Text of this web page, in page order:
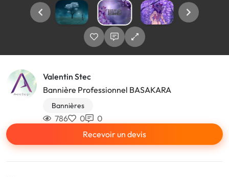
Valentin Stec
Bannière Professionnel BASAKARA
Bannières
786 0
0
Recevoir un devis